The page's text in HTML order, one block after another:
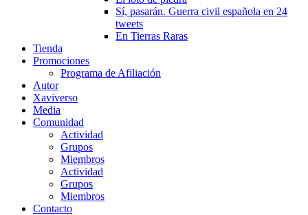
Sí, pasarán. Guerra civil española en 24
tweets
En Tierras Raras
Tienda
Promociones
Programa de Afiliación
Autor
Xaviverso
Media
Comunidad
Actividad
Grupos
Miembros
Actividad
Grupos
Miembros
Contacto